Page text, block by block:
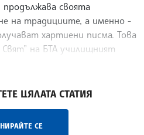
продължава своята
на традициите, а именно -
хартиени писма. Това
на БТА училищният
ЦЯЛАТА СТАТИЯ
СЕ